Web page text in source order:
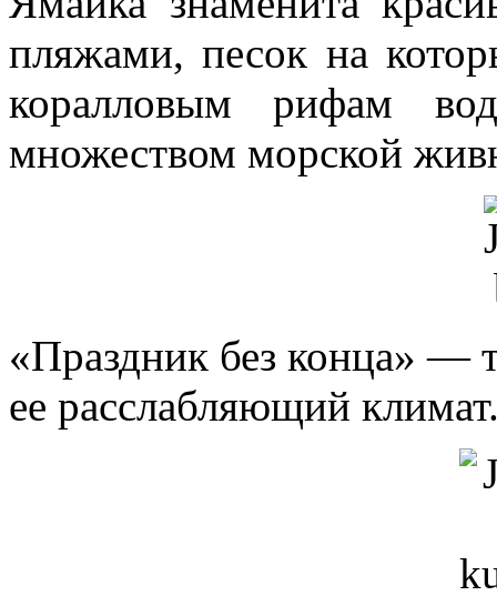
пляжами, песок на
коралловым рифам
множеством морской
«Праздник без конца» —
ее расслабляющий